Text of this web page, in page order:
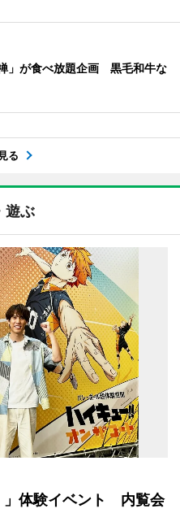
」が食べ放題企画 黒毛和牛な
る
遊ぶ
」体験イベント 内覧会